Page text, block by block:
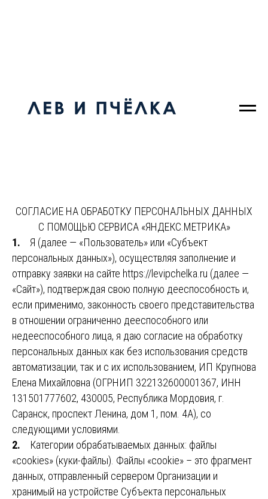
СОГЛАСИЕ НА ОБРАБОТКУ ПЕРСОНАЛЬНЫХ ДАННЫХ
С ПОМОЩЬЮ СЕРВИСА «ЯНДЕКС.МЕТРИКА»
1. Я (далее — «Пользователь» или «Субъект
персональных данных»), осуществляя заполнение и
отправку заявки на сайте https://levipchelka.ru (далее —
«Сайт»), подтверждая свою полную дееспособность и,
если применимо, законность своего представительства
в отношении ограниченно дееспособного или
недееспособного лица, я даю согласие на обработку
персональных данных как без использования средств
автоматизации, так и с их использованием, ИП Крупнова
Елена Михайловна (ОГРНИП 322132600001367, ИНН
131501777602, 430005, Республика Мордовия, г.
Саранск, проспект Ленина, дом 1, пом. 4А), со
следующими условиями.
2. Категории обрабатываемых данных: файлы
«cookies» (куки-файлы). Файлы «cookie» – это фрагмент
данных, отправленный сервером Организации и
хранимый на устройстве Субъекта персональных